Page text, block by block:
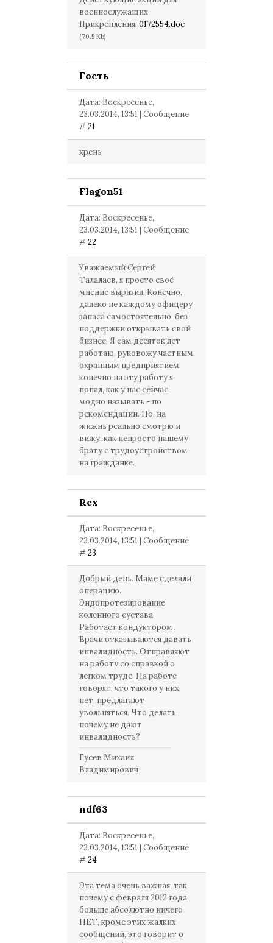
военнослужащих
Прикрепления: 0172554.doc
(70.5 Kb)
Гость
Дата: Воскресенье,
23.03.2014, 13:51 | Сообщение
#21
хрень
Flagon51
Дата: Воскресенье,
23.03.2014, 13:51 | Сообщение
#22
Уважаемый Сергей
Талалаев, я просто своё
мнение выразил. Конечно,
далеко не каждому офицеру
запаса самостоятельно, без
поддержки открывать свой
бизнес. Я сам десяток лет
работаю, руковожу частным
охранным предприятием,
конечно на эту работу я
попал, как у нас сейчас
модно называть - по
рекомендации. Но, на
жижнь реально смотрю и
вижу, как непросто нашему
брату с трудоустройством
на гражданке.
Rex
Дата: Воскресенье,
23.03.2014, 13:51 | Сообщение
#23
Добрый день. Маме сделали
операцию.
Эндопротезирование
коленного сустава.
Работает кондуктором .
Врачи отказываются давать
инвалидность. Отправляют
на работу со справкой о
легком труде. На работе
говорят, что такого у них
нет, предлагают
увольняться. Что делать,
почему не дают
инвалидность?
Гусев Михаил
Владимирович
ndf63
Дата: Воскресенье,
23.03.2014, 13:51 | Сообщение
#24
Эта тема очень важная, так
почему с февраля 2012 года
больше абсолютно ничего
НЕТ, кроме этих жалких
сообщений, это говорит о